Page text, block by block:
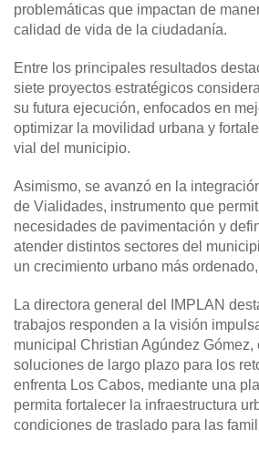
problemáticas que impactan de
calidad de vida de la ciudadanía.
Entre los principales resultados
siete proyectos estratégicos
su futura ejecución, enfocados en
optimizar la movilidad urbana y
vial del municipio.
Asimismo, se avanzó en la
de Vialidades, instrumento que
necesidades de pavimentación y
atender distintos sectores del
un crecimiento urbano más
La directora general del IMPLAN
trabajos responden a la visión
municipal Christian Agúndez Gómez,
soluciones de largo plazo para los
enfrenta Los Cabos, mediante una
permita fortalecer la infraestructura
condiciones de traslado para las